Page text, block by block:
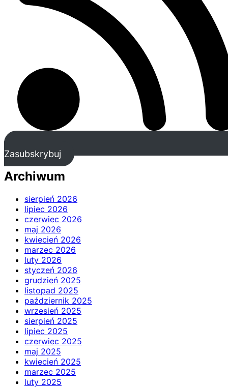
Zasubskrybuj
Archiwum
sierpień 2026
lipiec 2026
czerwiec 2026
maj 2026
kwiecień 2026
marzec 2026
luty 2026
styczeń 2026
grudzień 2025
listopad 2025
październik 2025
wrzesień 2025
sierpień 2025
lipiec 2025
czerwiec 2025
maj 2025
kwiecień 2025
marzec 2025
luty 2025